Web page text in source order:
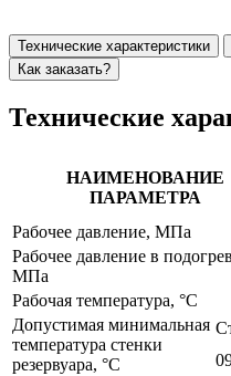
Технические характеристики
Как заказать?
Технические
НАИМЕНОВАНИЕ
ПАРАМЕТРА
Рабочее давление, МПа
Рабочее давление в
МПа
Рабочая температура, °С
Допустимая минимальная
температура стенки
резервуара, °С